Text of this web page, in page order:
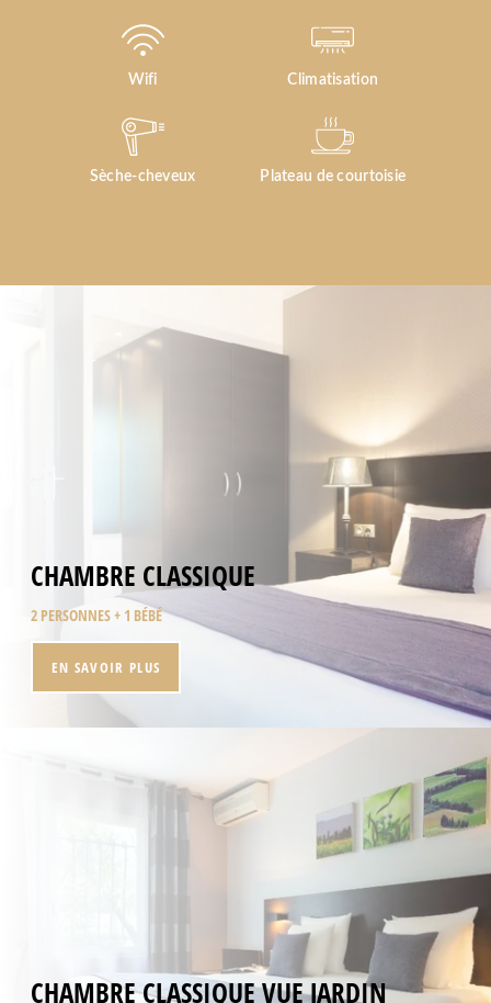
Wifi Climatisation
Sèche-cheveux Plateau de courtoisie
CHAMBRE CLASSIQUE
2 PERSONNES + 1 BÉBÉ
EN SAVOIR PLUS
CHAMBRE CLASSIQUE VUE JARDIN